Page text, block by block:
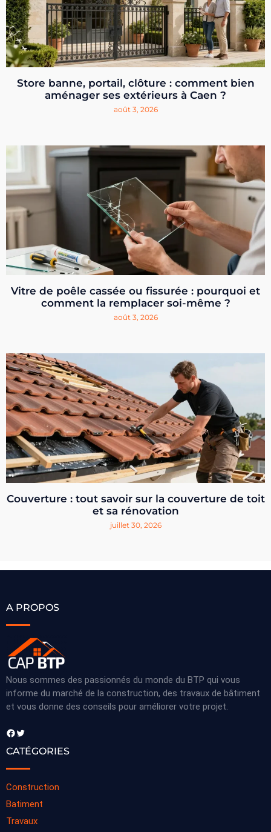
Store banne, portail, clôture : comment bien
aménager ses extérieurs à Caen ?
août 3, 2026
Vitre de poêle cassée ou fissurée : pourquoi et
comment la remplacer soi-même ?
août 3, 2026
Couverture : tout savoir sur la couverture de toit
et sa rénovation
juillet 30, 2026
A PROPOS
Nous sommes des passionnés du monde du BTP qui vous
informe du marché de la construction, des travaux de bâtiment
et vous donne des conseils pour améliorer votre projet.
Facebook Twitter
CATÉGORIES
Construction
Batiment
Travaux